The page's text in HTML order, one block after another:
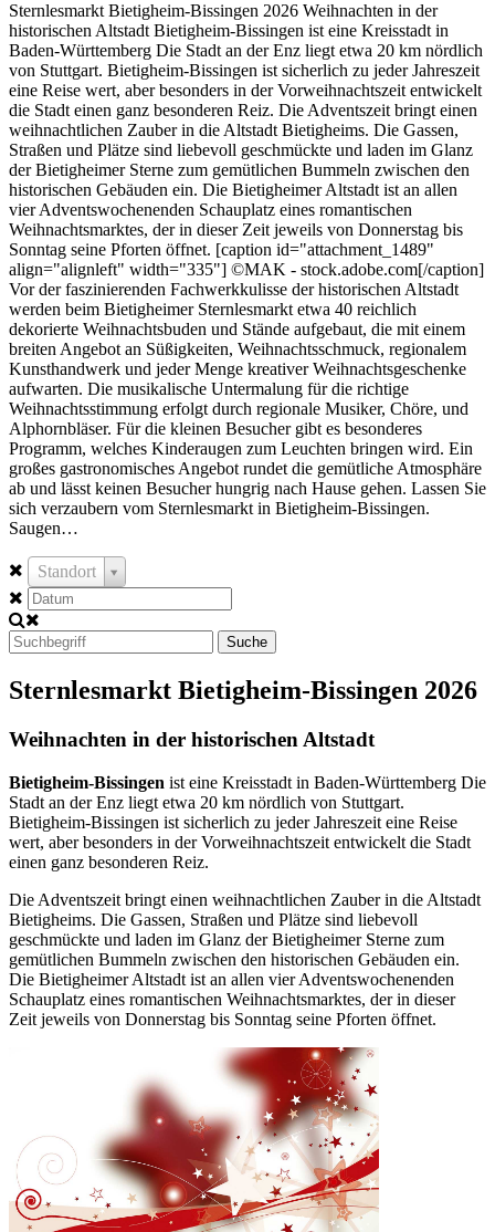
Sternlesmarkt Bietigheim-Bissingen 2026 Weihnachten in der
historischen Altstadt Bietigheim-Bissingen ist eine Kreisstadt in
Baden-Württemberg Die Stadt an der Enz liegt etwa 20 km nördlich
von Stuttgart. Bietigheim-Bissingen ist sicherlich zu jeder Jahreszeit
eine Reise wert, aber besonders in der Vorweihnachtszeit entwickelt
die Stadt einen ganz besonderen Reiz. Die Adventszeit bringt einen
weihnachtlichen Zauber in die Altstadt Bietigheims. Die Gassen,
Straßen und Plätze sind liebevoll geschmückte und laden im Glanz
der Bietigheimer Sterne zum gemütlichen Bummeln zwischen den
historischen Gebäuden ein. Die Bietigheimer Altstadt ist an allen
vier Adventswochenenden Schauplatz eines romantischen
Weihnachtsmarktes, der in dieser Zeit jeweils von Donnerstag bis
Sonntag seine Pforten öffnet. [caption id="attachment_1489"
align="alignleft" width="335"] ©MAK - stock.adobe.com[/caption]
Vor der faszinierenden Fachwerkkulisse der historischen Altstadt
werden beim Bietigheimer Sternlesmarkt etwa 40 reichlich
dekorierte Weihnachtsbuden und Stände aufgebaut, die mit einem
breiten Angebot an Süßigkeiten, Weihnachtsschmuck, regionalem
Kunsthandwerk und jeder Menge kreativer Weihnachtsgeschenke
aufwarten. Die musikalische Untermalung für die richtige
Weihnachtsstimmung erfolgt durch regionale Musiker, Chöre, und
Alphornbläser. Für die kleinen Besucher gibt es besonderes
Programm, welches Kinderaugen zum Leuchten bringen wird. Ein
großes gastronomisches Angebot rundet die gemütliche Atmosphäre
ab und lässt keinen Besucher hungrig nach Hause gehen. Lassen Sie
sich verzaubern vom Sternlesmarkt in Bietigheim-Bissingen.
Saugen…
Standort
Suche
Sternlesmarkt Bietigheim-Bissingen 2026
Weihnachten in der historischen Altstadt
Bietigheim-Bissingen ist eine Kreisstadt in Baden-Württemberg Die
Stadt an der Enz liegt etwa 20 km nördlich von Stuttgart.
Bietigheim-Bissingen ist sicherlich zu jeder Jahreszeit eine Reise
wert, aber besonders in der Vorweihnachtszeit entwickelt die Stadt
einen ganz besonderen Reiz.
Die Adventszeit bringt einen weihnachtlichen Zauber in die Altstadt
Bietigheims. Die Gassen, Straßen und Plätze sind liebevoll
geschmückte und laden im Glanz der Bietigheimer Sterne zum
gemütlichen Bummeln zwischen den historischen Gebäuden ein.
Die Bietigheimer Altstadt ist an allen vier Adventswochenenden
Schauplatz eines romantischen Weihnachtsmarktes, der in dieser
Zeit jeweils von Donnerstag bis Sonntag seine Pforten öffnet.